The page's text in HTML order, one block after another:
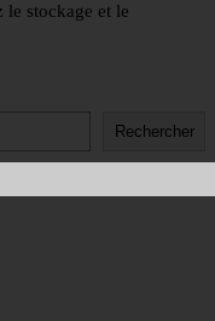
stockage et le
Rechercher